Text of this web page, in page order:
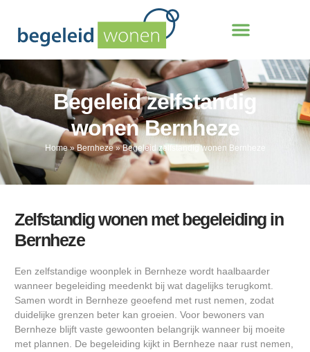
Begeleid zelfstandig
wonen Bernheze
Home»Bernheze»Begeleid zelfstandig wonen Bernheze
Zelfstandig wonen met begeleiding in
Bernheze
Een zelfstandige woonplek in Bernheze wordt haalbaarder
wanneer begeleiding meedenkt bij wat dagelijks terugkomt.
Samen wordt in Bernheze geoefend met rust nemen, zodat
duidelijke grenzen beter kan groeien. Voor bewoners van
Bernheze blijft vaste gewoonten belangrijk wanneer bij moeite
met plannen. De begeleiding kijkt in Bernheze naar rust nemen,